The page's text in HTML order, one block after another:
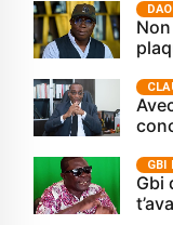
GBI
Gbi